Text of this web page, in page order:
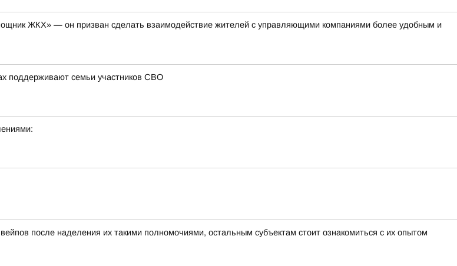
ЖКХ» — он призван сделать взаимодействие жителей с управляющими компаниями более удобным и
поддерживают семьи участников СВО
после наделения их такими полномочиями, остальным субъектам стоит ознакомиться с их опытом